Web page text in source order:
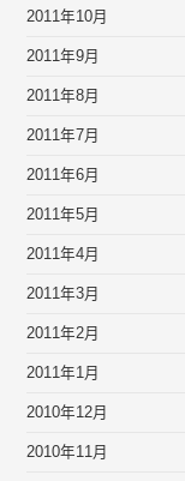
2011年10月
2011年9月
2011年8月
2011年7月
2011年6月
2011年5月
2011年4月
2011年3月
2011年2月
2011年1月
2010年12月
2010年11月